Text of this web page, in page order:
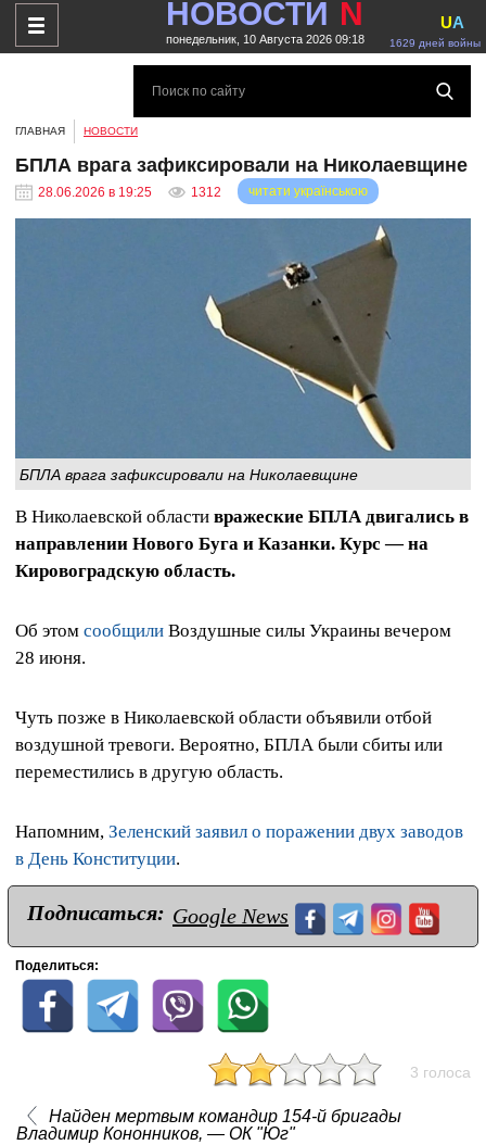
НОВОСТИ N
понедельник, 10 Августа 2026 09:18 1629 дней войны
UA
ГЛАВНАЯ НОВОСТИ
БПЛА врага зафиксировали на Николаевщине
28.06.2026 в 19:25 1312 читати українською
БПЛА врага зафиксировали на Николаевщине
В Николаевской области вражеские БПЛА двигались в
направлении Нового Буга и Казанки. Курс — на
Кировоградскую область.
Об этом сообщили Воздушные силы Украины вечером
28 июня.
Чуть позже в Николаевской области объявили отбой
воздушной тревоги. Вероятно, БПЛА были сбиты или
переместились в другую область.
Напомним, Зеленский заявил о поражении двух заводов
в День Конституции.
Подписаться: Google News
Поделиться:
3 голоса
Найден мертвым командир 154-й бригады
Владимир Кононников, — ОК "Юг"